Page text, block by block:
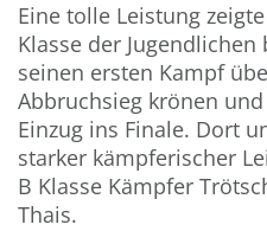
Eine tolle Leistung
Klasse der Jugendlichen
seinen ersten Kampf
Abbruchsieg krönen
Einzug ins Finale. Dort
starker kämpferischer
B Klasse Kämpfer
Thais.